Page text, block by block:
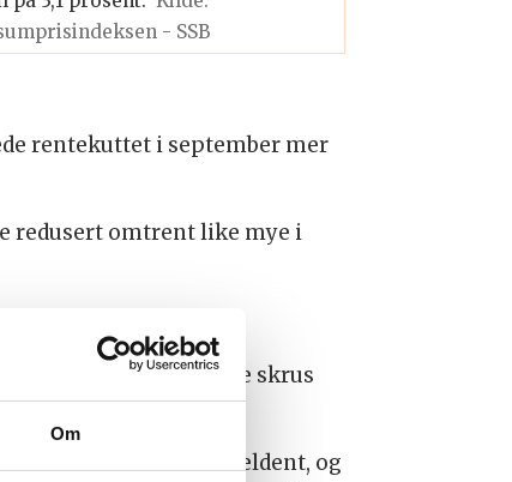
Om
- SSB
rentekuttet i september mer
redusert omtrent like mye i
fordi prisene gjerne skrus
til 4,7 prosent.
på at dette er sjeldent, og